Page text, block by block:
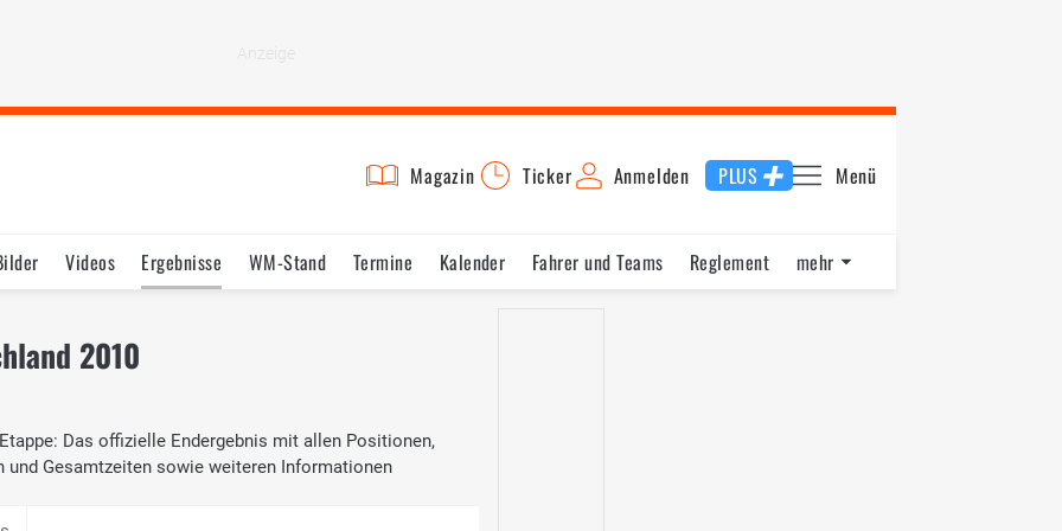
Magazin Ticker Anmelden PLUS Menü
Videos Ergebnisse WM-Stand Termine Kalender Fahrer und Teams Reglement mehr
2010
Das offizielle Endergebnis mit allen Positionen,
und Gesamtzeiten sowie weiteren Informationen